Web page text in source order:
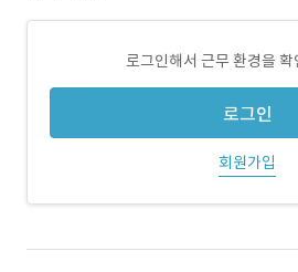
로그인해서 근무 환경을 확
로그인
회원가입